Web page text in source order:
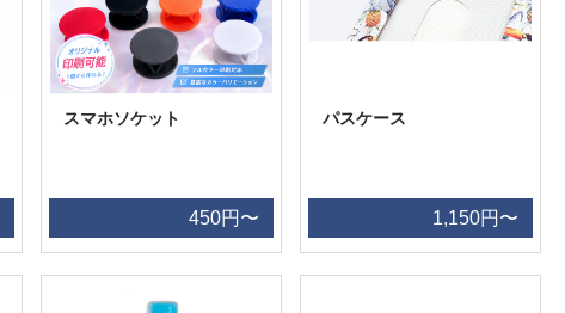
スマホソケット
450円〜
パスケース
1,150円〜